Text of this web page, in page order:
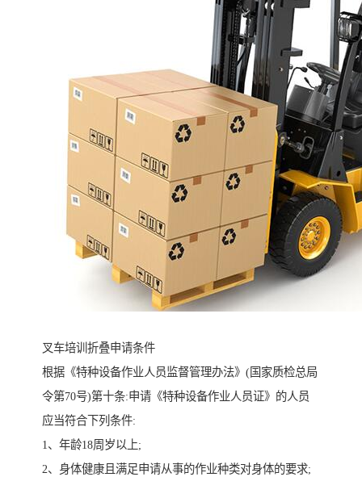
叉车培训折叠申请条件
根据《特种设备作业人员监督管理办法》(国家质检总局
令第70号)第十条:申请《特种设备作业人员证》的人员
应当符合下列条件:
1、年龄18周岁以上;
2、身体健康且满足申请从事的作业种类对身体的要求;